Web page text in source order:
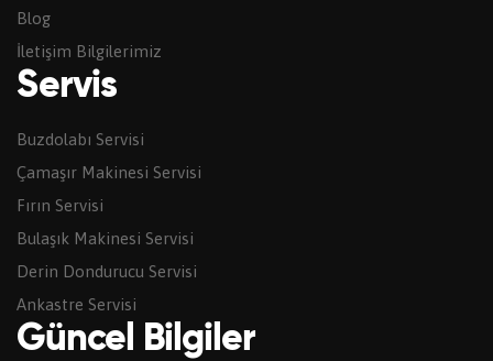
Blog
İletişim Bilgilerimiz
Servis
Buzdolabı Servisi
Çamaşır Makinesi Servisi
Fırın Servisi
Bulaşık Makinesi Servisi
Derin Dondurucu Servisi
Ankastre Servisi
Güncel Bilgiler